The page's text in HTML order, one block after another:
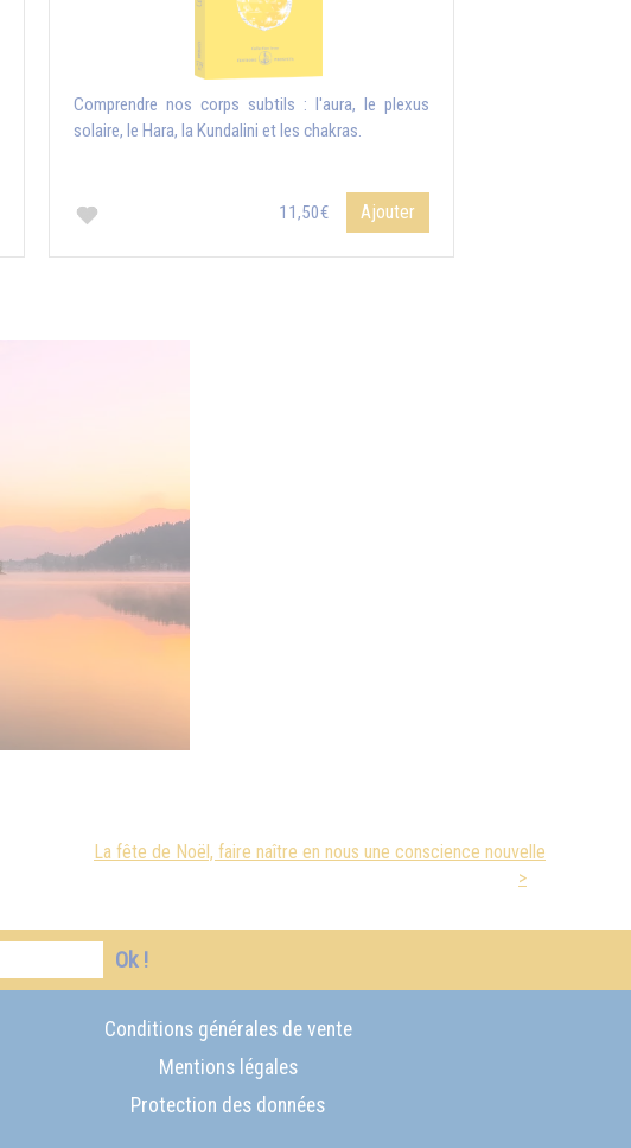
Comprendre nos corps subtils : l'aura, le plexus
solaire, le Hara, la Kundalini et les chakras.
11,50€ Ajouter
La fête de Noël, faire naître en nous une conscience nouvelle
>
Ok !
Conditions générales de vente
Mentions légales
Protection des données